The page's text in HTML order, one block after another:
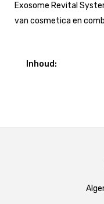
Exosome Revital
van cosmetica en
Inhoud: